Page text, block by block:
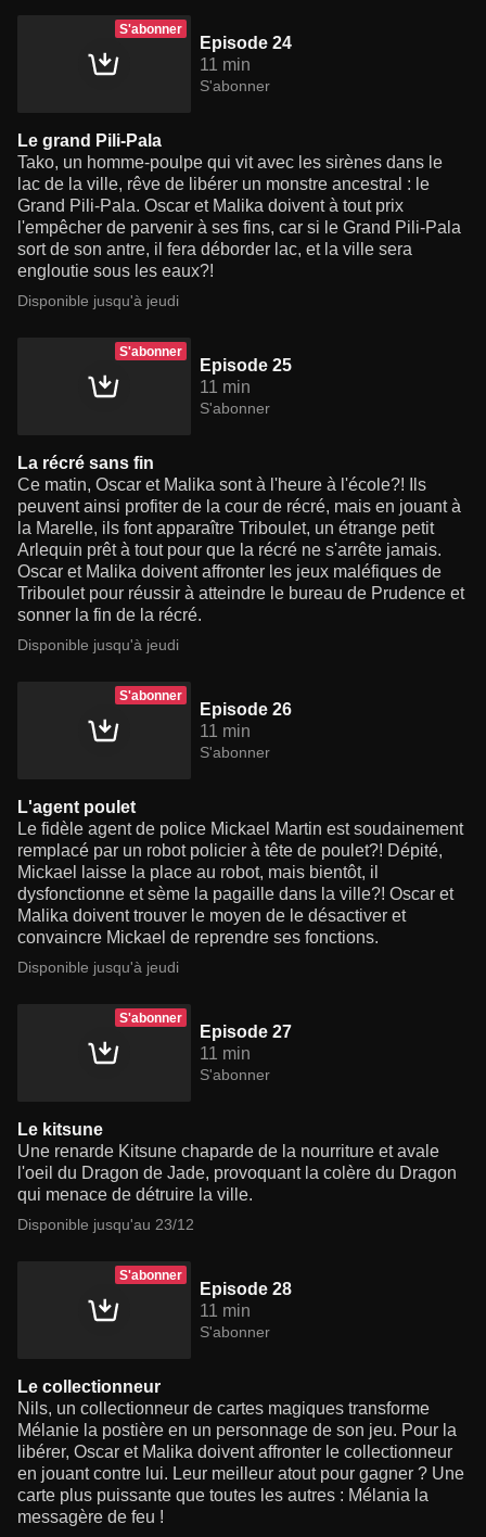
S'abonner
Episode 24
11 min
S'abonner
Le grand Pili-Pala
Tako, un homme-poulpe qui vit avec les sirènes dans le
lac de la ville, rêve de libérer un monstre ancestral : le
Grand Pili-Pala. Oscar et Malika doivent à tout prix
l'empêcher de parvenir à ses fins, car si le Grand Pili-Pala
sort de son antre, il fera déborder lac, et la ville sera
engloutie sous les eaux?!
Disponible jusqu'à jeudi
S'abonner
Episode 25
11 min
S'abonner
La récré sans fin
Ce matin, Oscar et Malika sont à l'heure à l'école?! Ils
peuvent ainsi profiter de la cour de récré, mais en jouant à
la Marelle, ils font apparaître Triboulet, un étrange petit
Arlequin prêt à tout pour que la récré ne s'arrête jamais.
Oscar et Malika doivent affronter les jeux maléfiques de
Triboulet pour réussir à atteindre le bureau de Prudence et
sonner la fin de la récré.
Disponible jusqu'à jeudi
S'abonner
Episode 26
11 min
S'abonner
L'agent poulet
Le fidèle agent de police Mickael Martin est soudainement
remplacé par un robot policier à tête de poulet?! Dépité,
Mickael laisse la place au robot, mais bientôt, il
dysfonctionne et sème la pagaille dans la ville?! Oscar et
Malika doivent trouver le moyen de le désactiver et
convaincre Mickael de reprendre ses fonctions.
Disponible jusqu'à jeudi
S'abonner
Episode 27
11 min
S'abonner
Le kitsune
Une renarde Kitsune chaparde de la nourriture et avale
l'oeil du Dragon de Jade, provoquant la colère du Dragon
qui menace de détruire la ville.
Disponible jusqu'au 23/12
S'abonner
Episode 28
11 min
S'abonner
Le collectionneur
Nils, un collectionneur de cartes magiques transforme
Mélanie la postière en un personnage de son jeu. Pour la
libérer, Oscar et Malika doivent affronter le collectionneur
en jouant contre lui. Leur meilleur atout pour gagner ? Une
carte plus puissante que toutes les autres : Mélania la
messagère de feu !